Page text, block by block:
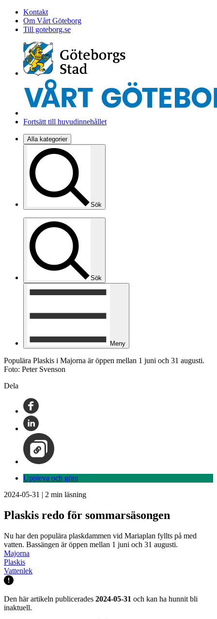
Kontakt
Om Vårt Göteborg
Till goteborg.se
Fortsätt till huvudinnehållet
Alla kategorier
Sök
Sök
Meny
Populära Plaskis i Majorna är öppen mellan 1 juni och 31 augusti.
Foto: Peter Svenson
Dela
Uppleva och göra
2024-05-31 | 2 min läsning
Plaskis redo för sommarsäsongen
Nu har den populära plaskdammen vid Mariaplan fyllts på med
vatten. Bassängen är öppen mellan 1 juni och 31 augusti.
Majorna
Plaskis
Vattenlek
Den här artikeln publicerades 2024-05-31 och kan ha hunnit bli
inaktuell.